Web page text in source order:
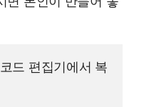
드 편집기에서 복